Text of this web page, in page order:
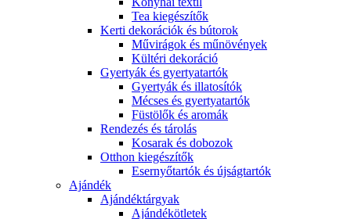
Tea kiegészítők
Kerti dekorációk és bútorok
Művirágok és műnövények
Kültéri dekoráció
Gyertyák és gyertyatartók
Gyertyák és illatosítók
Mécses és gyertyatartók
Füstölők és aromák
Rendezés és tárolás
Kosarak és dobozok
Otthon kiegészítők
Esernyőtartók és újságtartók
Ajándék
Ajándéktárgyak
Ajándékötletek